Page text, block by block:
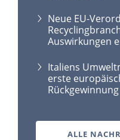
Neue EU-
Auswirkungen
Italiens
erste
ALLE